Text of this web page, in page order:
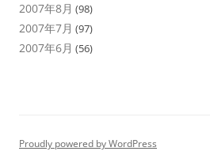
2007年8月 (98)
2007年7月 (97)
2007年6月 (56)
Proudly powered by WordPress